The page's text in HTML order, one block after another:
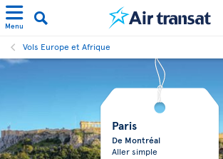
Menu
Vols Europe et Afrique
Paris
De Montréal
Aller simple